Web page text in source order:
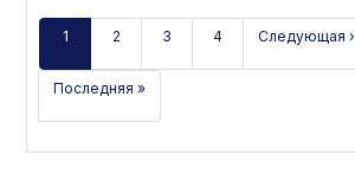
1 2 3 4 Следующая ›
Последняя »